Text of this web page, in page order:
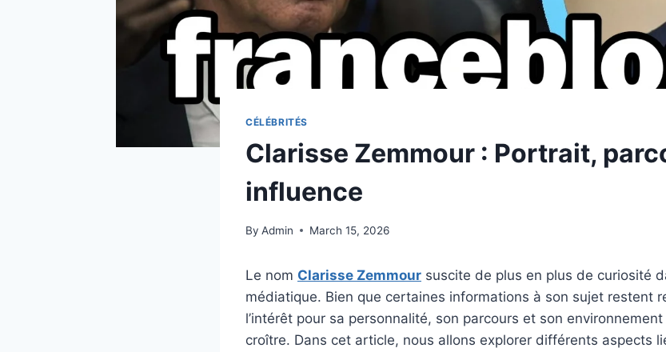
CÉLÉBRITÉS
Clarisse Zemmour : Portrait,
influence
By Admin March 15, 2026
Le nom Clarisse Zemmour suscite de plus en plus de curiosité
médiatique. Bien que certaines informations à son sujet restent
l’intérêt pour sa personnalité, son parcours et son
croître. Dans cet article, nous allons explorer différents aspects